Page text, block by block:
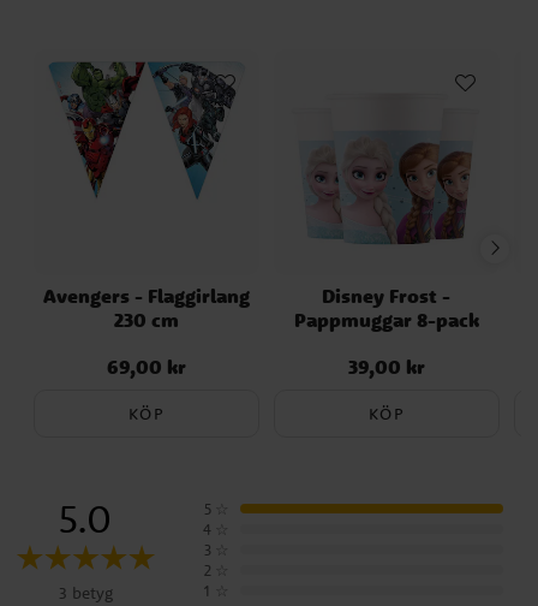
Avengers - Flaggirlang
230 cm
Pris:69,00 kr
69,00 kr
KÖP
Disney Frost -
Pappmuggar 8-pack
Pris:39,00 kr
39,00 kr
KÖP
5.0
3 betyg
5
4
3
2
1